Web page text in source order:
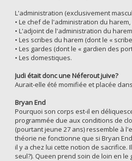
L'administration (exclusivement
• Le chef de l'administration du harem,
• L'adjoint de l'administration du
• Les scribes du harem (dont le «
• Les gardes (dont le « gardien des
• Les domestiques.
Judi était donc une Néferout juive?
Aurait-elle été momifiée et placée
Bryan End
Pourquoi son corps est-il en
programmée due aux conditions de
(pourtant jeune 27 ans) ressemble à
théorie ne fonctionne que si Bryan
il y a chez lui cette notion de
seul?). Queen prend soin de loin en